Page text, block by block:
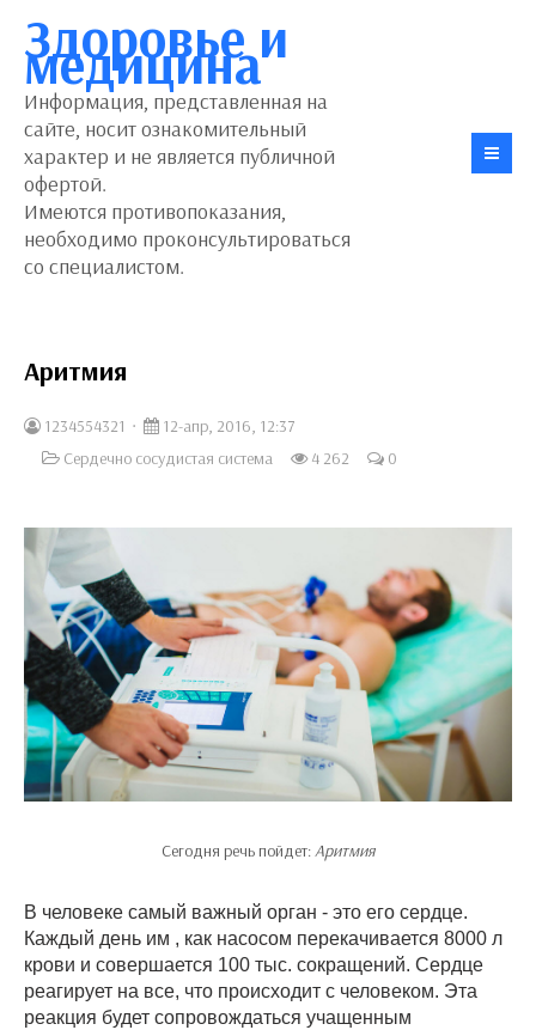
Здоровье и
медицина
Информация, представленная на
сайте, носит ознакомительный
характер и не является публичной
офертой.
Имеются противопоказания,
необходимо проконсультироваться
со специалистом.
Аритмия
1234554321
12-апр, 2016, 12:37
Сердечно сосудистая система
4 262 0
Сегодня речь пойдет:Аритмия
В человеке самый важный орган - это его сердце.
Каждый день им , как насосом перекачивается 8000 л
крови и совершается 100 тыс. сокращений. Сердце
реагирует на все, что происходит с человеком. Эта
реакция будет сопровождаться учащенным